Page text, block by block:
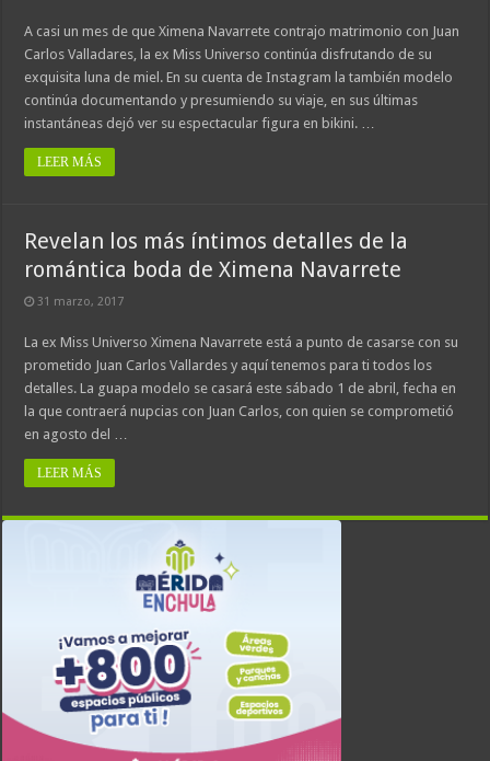
A casi un mes de que Ximena Navarrete contrajo matrimonio con Juan
Carlos Valladares, la ex Miss Universo continúa disfrutando de su
exquisita luna de miel. En su cuenta de Instagram la también modelo
continúa documentando y presumiendo su viaje, en sus últimas
instantáneas dejó ver su espectacular figura en bikini. …
LEER MÁS
Revelan los más íntimos detalles de la
romántica boda de Ximena Navarrete
31 marzo, 2017
La ex Miss Universo Ximena Navarrete está a punto de casarse con su
prometido Juan Carlos Vallardes y aquí tenemos para ti todos los
detalles. La guapa modelo se casará este sábado 1 de abril, fecha en
la que contraerá nupcias con Juan Carlos, con quien se comprometió
en agosto del …
LEER MÁS